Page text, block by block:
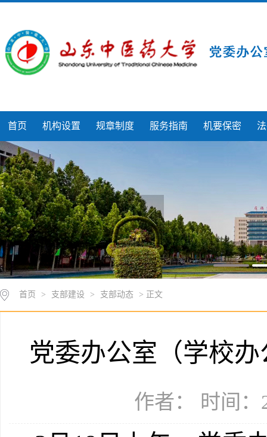
首页 机构设置 规章制度 服务指南 机要保密
首页 > 支部建设 > 支部动态 > 正文
党委办公室（学校
作者： 时间：